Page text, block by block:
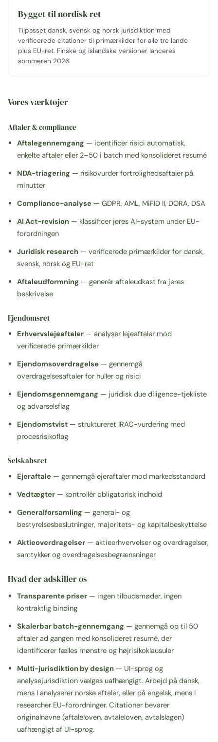
Bygget til nordisk ret
Tilpasset dansk, svensk og norsk jurisdiktion med
verificerede citationer til primærkilder for alle tre lande
plus EU-ret. Finske og islandske versioner lanceres
sommeren 2026.
Vores værktøjer
Aftaler & compliance
Aftalegennemgang — identificer risici automatisk,
enkelte aftaler eller 2–50 i batch med konsolideret resumé
NDA-triagering — risikovurder fortrolighedsaftaler på
minutter
Compliance-analyse — GDPR, AML, MiFID II, DORA, DSA
AI Act-revision — klassificer jeres AI-system under EU-
forordningen
Juridisk research — verificerede primærkilder for dansk,
svensk, norsk og EU-ret
Aftaleudformning — generér aftaleudkast fra jeres
beskrivelse
Ejendomsret
Erhvervslejeaftaler — analyser lejeaftaler mod
verificerede primærkilder
Ejendomsoverdragelse — gennemgå
overdragelsesaftaler for huller og risici
Ejendomsgennemgang — juridisk due diligence-tjekliste
og advarselsflag
Ejendomstvist — struktureret IRAC-vurdering med
procesrisikoflag
Selskabsret
Ejeraftale — gennemgå ejeraftaler mod markedsstandard
Vedtægter — kontrollér obligatorisk indhold
Generalforsamling — general- og
bestyrelsesbeslutninger, majoritets- og kapitalbeskyttelse
Aktieoverdragelser — aktieerhvervelser og overdragelser,
samtykker og overdragelsesbegrænsninger
Hvad der adskiller os
Transparente priser — ingen tilbudsmøder, ingen
kontraktlig binding
Skalerbar batch-gennemgang — gennemgå op til 50
aftaler ad gangen med konsolideret resumé, der
identificerer fælles mønstre og højrisikoklausuler
Multi-jurisdiktion by design — UI-sprog og
analysejurisdiktion vælges uafhængigt. Arbejd på dansk,
mens I analyserer norske aftaler, eller på engelsk, mens I
researcher EU-forordninger. Citationer bevarer
originalnavne (aftaleloven,avtaleloven,avtalslagen)
uafhængigt af UI-sprog.